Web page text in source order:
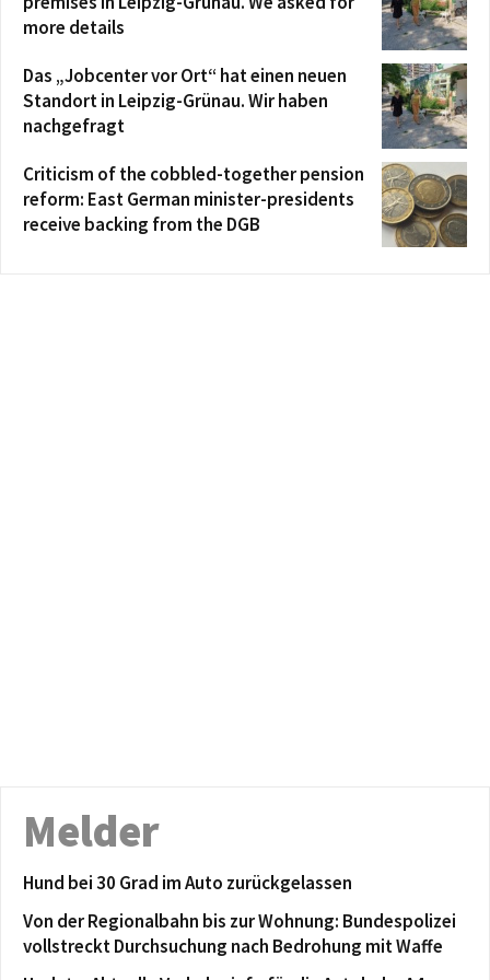
more details
Das „Jobcenter vor Ort“ hat einen neuen
Standort in Leipzig-Grünau. Wir haben
nachgefragt
Criticism of the cobbled-together pension
reform: East German minister-presidents
receive backing from the DGB
Melder
Hund bei 30 Grad im Auto zurückgelassen
Von der Regionalbahn bis zur Wohnung: Bundespolizei
vollstreckt Durchsuchung nach Bedrohung mit Waffe